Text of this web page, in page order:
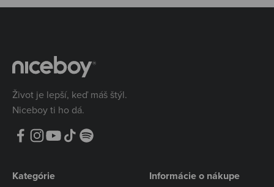
Život je lepší, keď máš štýl.
Niceboy ti ho dá.
Kategórie Informácie o nákupe